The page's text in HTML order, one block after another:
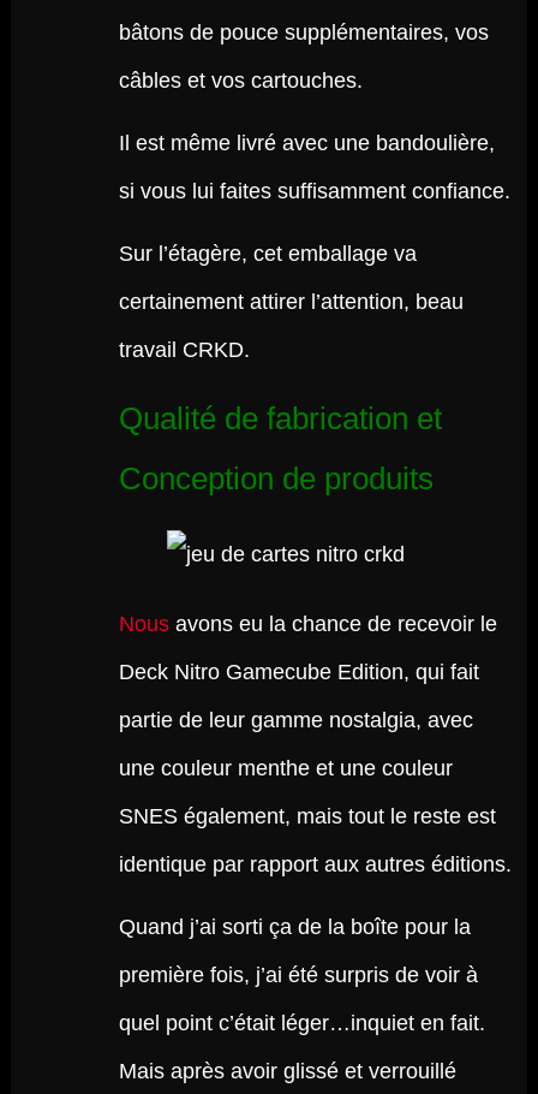
bâtons de pouce supplémentaires, vos
câbles et vos cartouches.
Il est même livré avec une bandoulière,
si vous lui faites suffisamment confiance.
Sur l’étagère, cet emballage va
certainement attirer l’attention, beau
travail CRKD.
Qualité de fabrication et
Conception de produits
Nousavons eu la chance de recevoir le
Deck Nitro Gamecube Edition, qui fait
partie de leur gamme nostalgia, avec
une couleur menthe et une couleur
SNES également, mais tout le reste est
identique par rapport aux autres éditions.
Quand j’ai sorti ça de la boîte pour la
première fois, j’ai été surpris de voir à
quel point c’était léger…inquiet en fait.
Mais après avoir glissé et verrouillé